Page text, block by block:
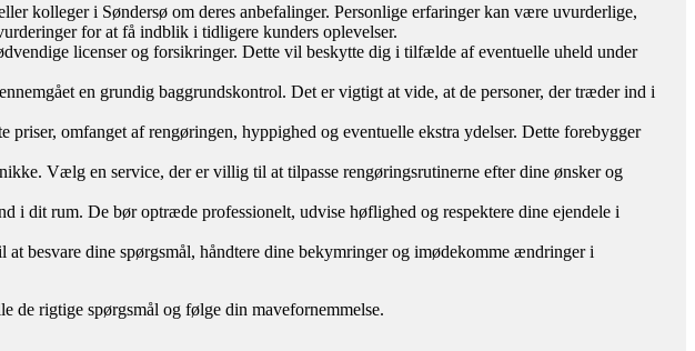
kolleger i Søndersø om deres anbefalinger. Personlige erfaringer kan være uvurderlige,
for at få indblik i tidligere kunders oplevelser.
licenser og forsikringer. Dette vil beskytte dig i tilfælde af eventuelle uheld under
en grundig baggrundskontrol. Det er vigtigt at vide, at de personer, der træder ind i
omfanget af rengøringen, hyppighed og eventuelle ekstra ydelser. Dette forebygger
Vælg en service, der er villig til at tilpasse rengøringsrutinerne efter dine ønsker og
i dit rum. De bør optræde professionelt, udvise høflighed og respektere dine ejendele i
besvare dine spørgsmål, håndtere dine bekymringer og imødekomme ændringer i
de rigtige spørgsmål og følge din mavefornemmelse.